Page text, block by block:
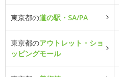
東京都の道の駅・SA/PA
東京都のアウトレット・ショ
ッピングモール